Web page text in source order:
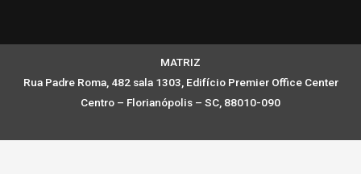
MATRIZ
Rua Padre Roma, 482 sala 1303, Edifício Premier Office Center
Centro – Florianópolis – SC, 88010-090